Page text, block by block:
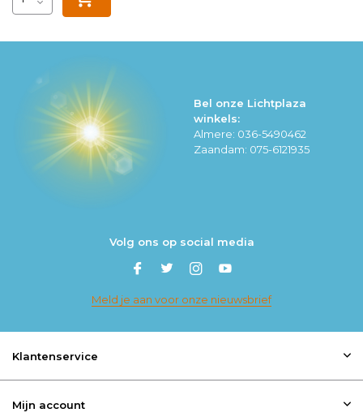
Bel onze Lichtplaza
winkels:
Almere: 036-5490462
Zaandam: 075-6121935
Volg ons op social media
Meld je aan voor onze nieuwsbrief
Klantenservice
Mijn account